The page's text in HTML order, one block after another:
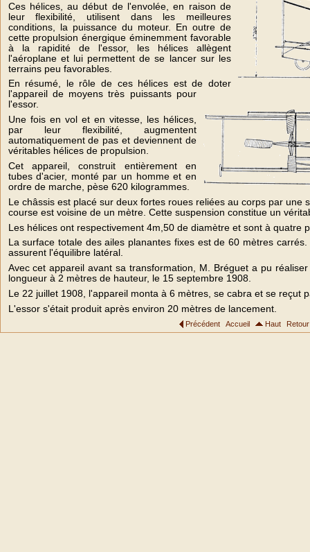
Ces hélices, au début de l'envolée, en raison de
leur flexibilité, utilisent dans les meilleures
conditions, la puissance du moteur. En outre de
cette propulsion énergique éminemment favorable
à la rapidité de l'essor, les hélices allègent
l'aéroplane et lui permettent de se lancer sur les
terrains peu favorables.
En résumé, le rôle de ces hélices est de doter
l'appareil de moyens très puissants pour
l'essor.
Une fois en vol et en vitesse, les hélices,
par leur flexibilité, augmentent
automatiquement de pas et deviennent de
véritables hélices de propulsion.
Cet appareil, construit entièrement en
tubes d'acier, monté par un homme et en
ordre de marche, pèse 620 kilogrammes.
Le châssis est placé sur deux fortes roues reliées au corps par
course est voisine de un mètre. Cette suspension constitue un
Les hélices ont respectivement 4m,50 de diamètre et sont à quatre
La surface totale des ailes planantes fixes est de 60 mètres
assurent l'équilibre latéral.
Avec cet appareil avant sa transformation, M. Bréguet a pu
longueur à 2 mètres de hauteur, le 15 septembre 1908.
Le 22 juillet 1908, l'appareil monta à 6 mètres, se cabra et se reçut
L'essor s'était produit après environ 20 mètres de lancement.
Précédent Accueil Haut Retour